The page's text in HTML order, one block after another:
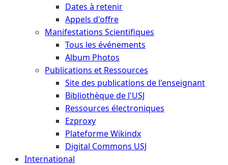
Dates à retenir
Appels d'offre
Manifestations Scientifiques
Tous les événements
Album Photos
Publications et Ressources
Site des publications de l'enseignant
Bibliothèque de l'USJ
Ressources électroniques
Ezproxy
Plateforme Wikindx
Digital Commons USJ
International